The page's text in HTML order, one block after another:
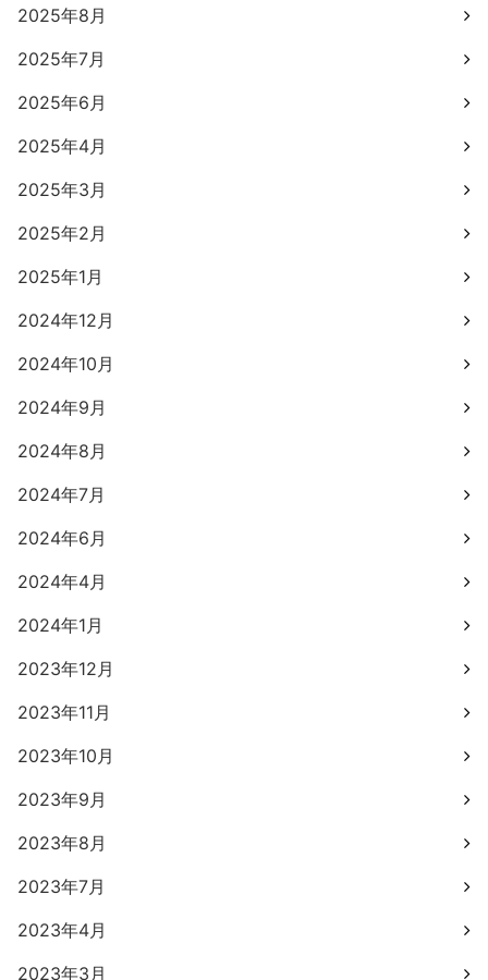
2025年8月
2025年7月
2025年6月
2025年4月
2025年3月
2025年2月
2025年1月
2024年12月
2024年10月
2024年9月
2024年8月
2024年7月
2024年6月
2024年4月
2024年1月
2023年12月
2023年11月
2023年10月
2023年9月
2023年8月
2023年7月
2023年4月
2023年3月